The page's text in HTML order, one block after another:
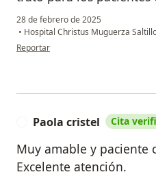
28 de febrero de 2025
• Hospital Christus Muguerza
en opinión del usuario Guadalupe
Reportar
Paola cristel Cita
Muy amable y paciente
Excelente atención.